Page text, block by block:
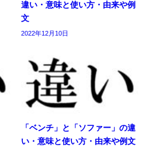
違い・意味と使い方・由来や例
文
2022年12月10日
「ベンチ」と「ソファー」の違
い・意味と使い方・由来や例文